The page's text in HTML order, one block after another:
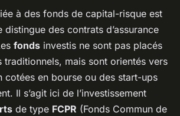
à des fonds de capital-risque est
des contrats d’assurance
fonds investis ne sont pas placés
traditionnels, mais sont orientés vers
cotées en bourse ou des start-ups
Il s’agit ici de l’investissement
de type FCPR (Fonds Commun de